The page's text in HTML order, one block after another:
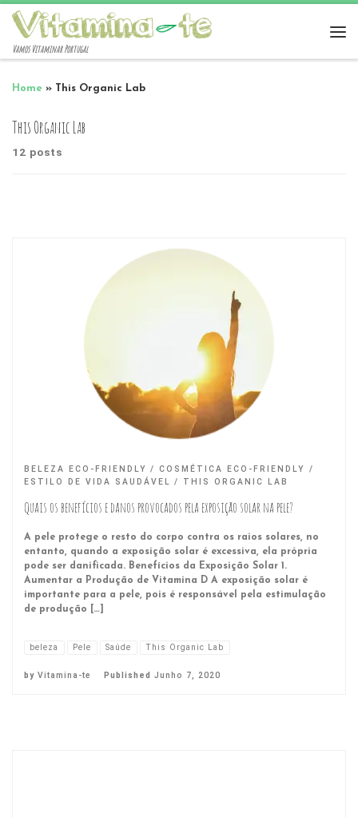
Vamos Vitaminar Portugal
Home » This Organic Lab
This Organic Lab
12 posts
BELEZA ECO-FRIENDLY
COSMÉTICA ECO-FRIENDLY
ESTILO DE VIDA SAUDÁVEL
THIS ORGANIC LAB
Quais os benefícios e danos provocados pela exposição solar na pele?
A pele protege o resto do corpo contra os raios solares, no
entanto, quando a exposição solar é excessiva, ela própria
pode ser danificada. Benefícios da Exposição Solar 1.
Aumentar a Produção de Vitamina D A exposição solar é
importante para a pele, pois é responsável pela estimulação
de produção […]
beleza Pele Saúde This Organic Lab
by Vitamina-te Published Junho 7, 2020